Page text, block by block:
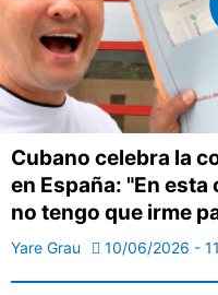
Cubano celebra la
en España: "En
no tengo que irme
Yare Grau 10/06/2026 -